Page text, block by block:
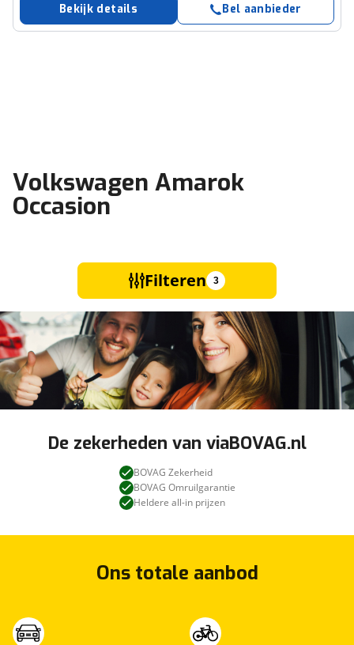
Bekijk details Bel aanbieder
Volkswagen Amarok
Occasion
Filteren 3
De zekerheden van viaBOVAG.nl
BOVAG Zekerheid
BOVAG Omruilgarantie
Heldere all-in prijzen
Ons totale aanbod